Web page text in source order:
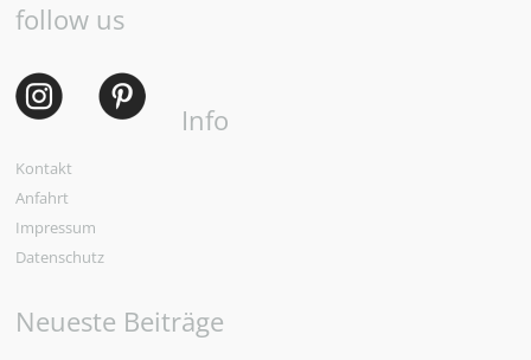
follow us
Info
Kontakt
Anfahrt
Impressum
Datenschutz
Neueste Beiträge